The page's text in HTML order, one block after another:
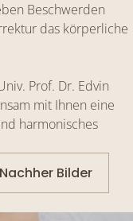
Beschwerden
das körperliche
Prof. Dr. Edvin
mit Ihnen eine
harmonisches
Bilder